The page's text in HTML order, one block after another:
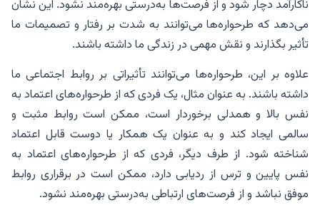
ناکارآمد دچار شود و از فرصت‌ها به‌درستی بهره‌مند نشود. این نشان
می‌دهد که طرحواره‌ها می‌توانند به شدت بر رفتار و تصمیمات ما
تأثیر بگذارند و نقش مهمی در زندگی ما داشته باشند.
علاوه بر این، طرحواره‌ها می‌توانند تأثیراتی بر روابط اجتماعی ما
داشته باشند. به عنوان مثال، یک فردی که از طرحواره‌های اعتماد به
نفس بالا و همدلی برخوردار است، ممکن است روابط مثبت و
سالمی ایجاد کند و به عنوان یک همکار یا دوست قابل اعتماد
شناخته شود. از طرف دیگر، فردی که از طرحواره‌های اعتماد به
نفس پایین و ترس از ردیابی دارد، ممکن است در برقراری روابط
موفق نباشد و از فرصت‌های ارتباطی به‌درستی بهره‌مند نشود.